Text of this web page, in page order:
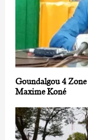
Goundalgou 4 Zone
Maxime Koné